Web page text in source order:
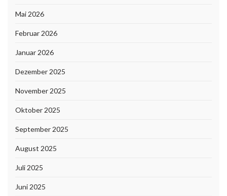
Mai 2026
Februar 2026
Januar 2026
Dezember 2025
November 2025
Oktober 2025
September 2025
August 2025
Juli 2025
Juni 2025